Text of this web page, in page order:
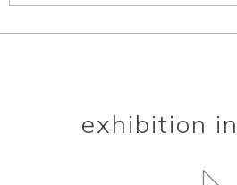
exhibition